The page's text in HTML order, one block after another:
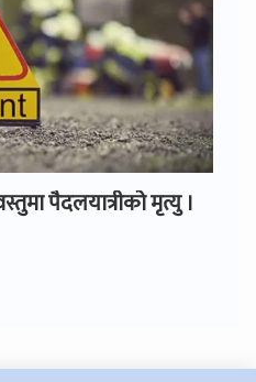
पैदलयात्रीको मृत्यु ।